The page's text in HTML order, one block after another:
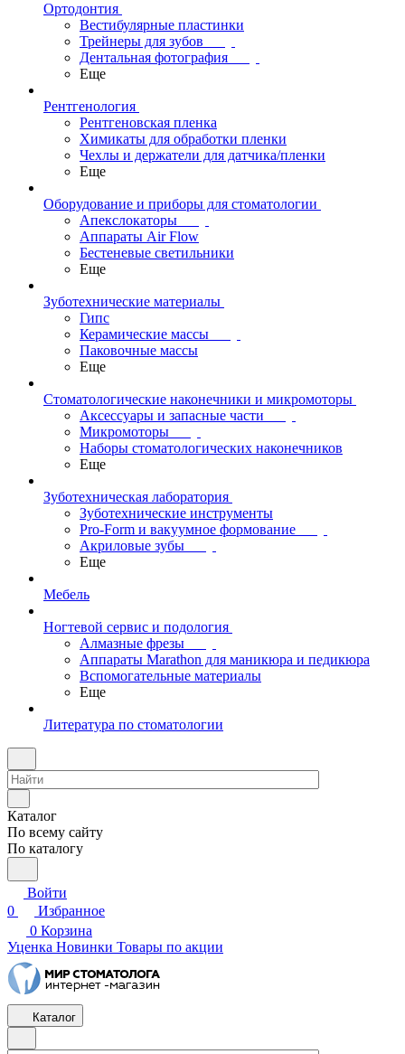
Ортодонтия
Вестибулярные пластинки
Трейнеры для зубов
Дентальная фотография
Еще
Рентгенология
Рентгеновская пленка
Химикаты для обработки пленки
Чехлы и держатели для датчика/пленки
Еще
Оборудование и приборы для стоматологии
Апекслокаторы
Аппараты Air Flow
Бестеневые светильники
Еще
Зуботехнические материалы
Гипс
Керамические массы
Паковочные массы
Еще
Стоматологические наконечники и микромоторы
Аксессуары и запасные части
Микромоторы
Наборы стоматологических наконечников
Еще
Зуботехническая лаборатория
Зуботехнические инструменты
Pro-Form и вакуумное формование
Акриловые зубы
Еще
Мебель
Ногтевой сервис и подология
Алмазные фрезы
Аппараты Marathon для маникюра и педикюра
Вспомогательные материалы
Еще
Литература по стоматологии
Каталог
По всему сайту
По каталогу
Войти
0
Избранное
0 Корзина
Уценка Новинки Товары по акции
Каталог